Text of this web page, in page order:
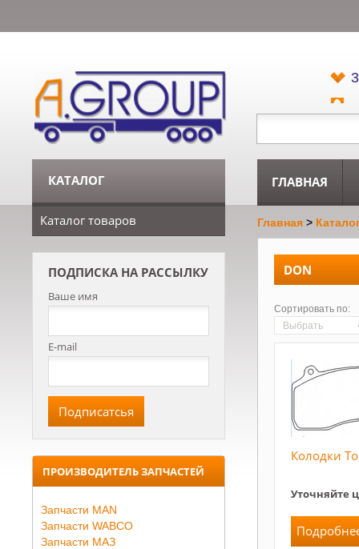
ГЛАВНАЯ
КАТАЛОГ
Каталог товаров
ПОДПИСКА НА РАССЫЛКУ
Ваше имя
E-mail
ПРОИЗВОДИТЕЛЬ ЗАПЧАСТЕЙ
Запчасти MAN
Запчасти WABCO
Запчасти МАЗ
Главная >
DON
Сортировать по:
Выбрать
Колодки
Уточняйте